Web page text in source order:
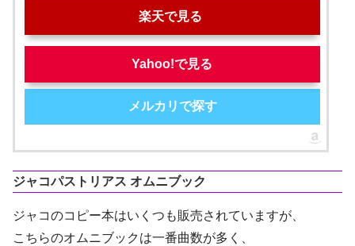
楽天で見る
Yahoo!で見る
メルカリで探す
ジャコパストリアス オムニブック
ジャコのコピー本はいくつも販売されていますが、
こちらのオムニブックは一番曲数が多く、